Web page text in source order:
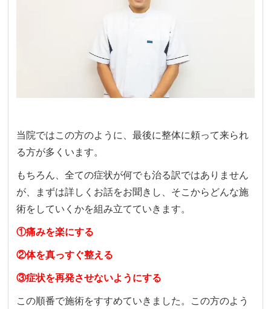
当院ではこの方のように、最後に整体に頼って来られ
る方が多くいます。
もちろん、全ての症状が何でも治る訳ではありません
が、まずは詳しくお話をお聞きし、そこからどんな施
術をしていくかを組み立てていきます。
①痛みを楽にする
②体を真っすぐ整える
③症状を再発させないようにする
この順番で施術をすすめていきました。
この方のよう